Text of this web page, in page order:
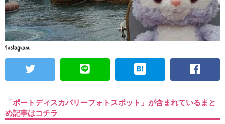
「ポートディスカバリーフォトスポット」が含まれているまと
め記事はコチラ